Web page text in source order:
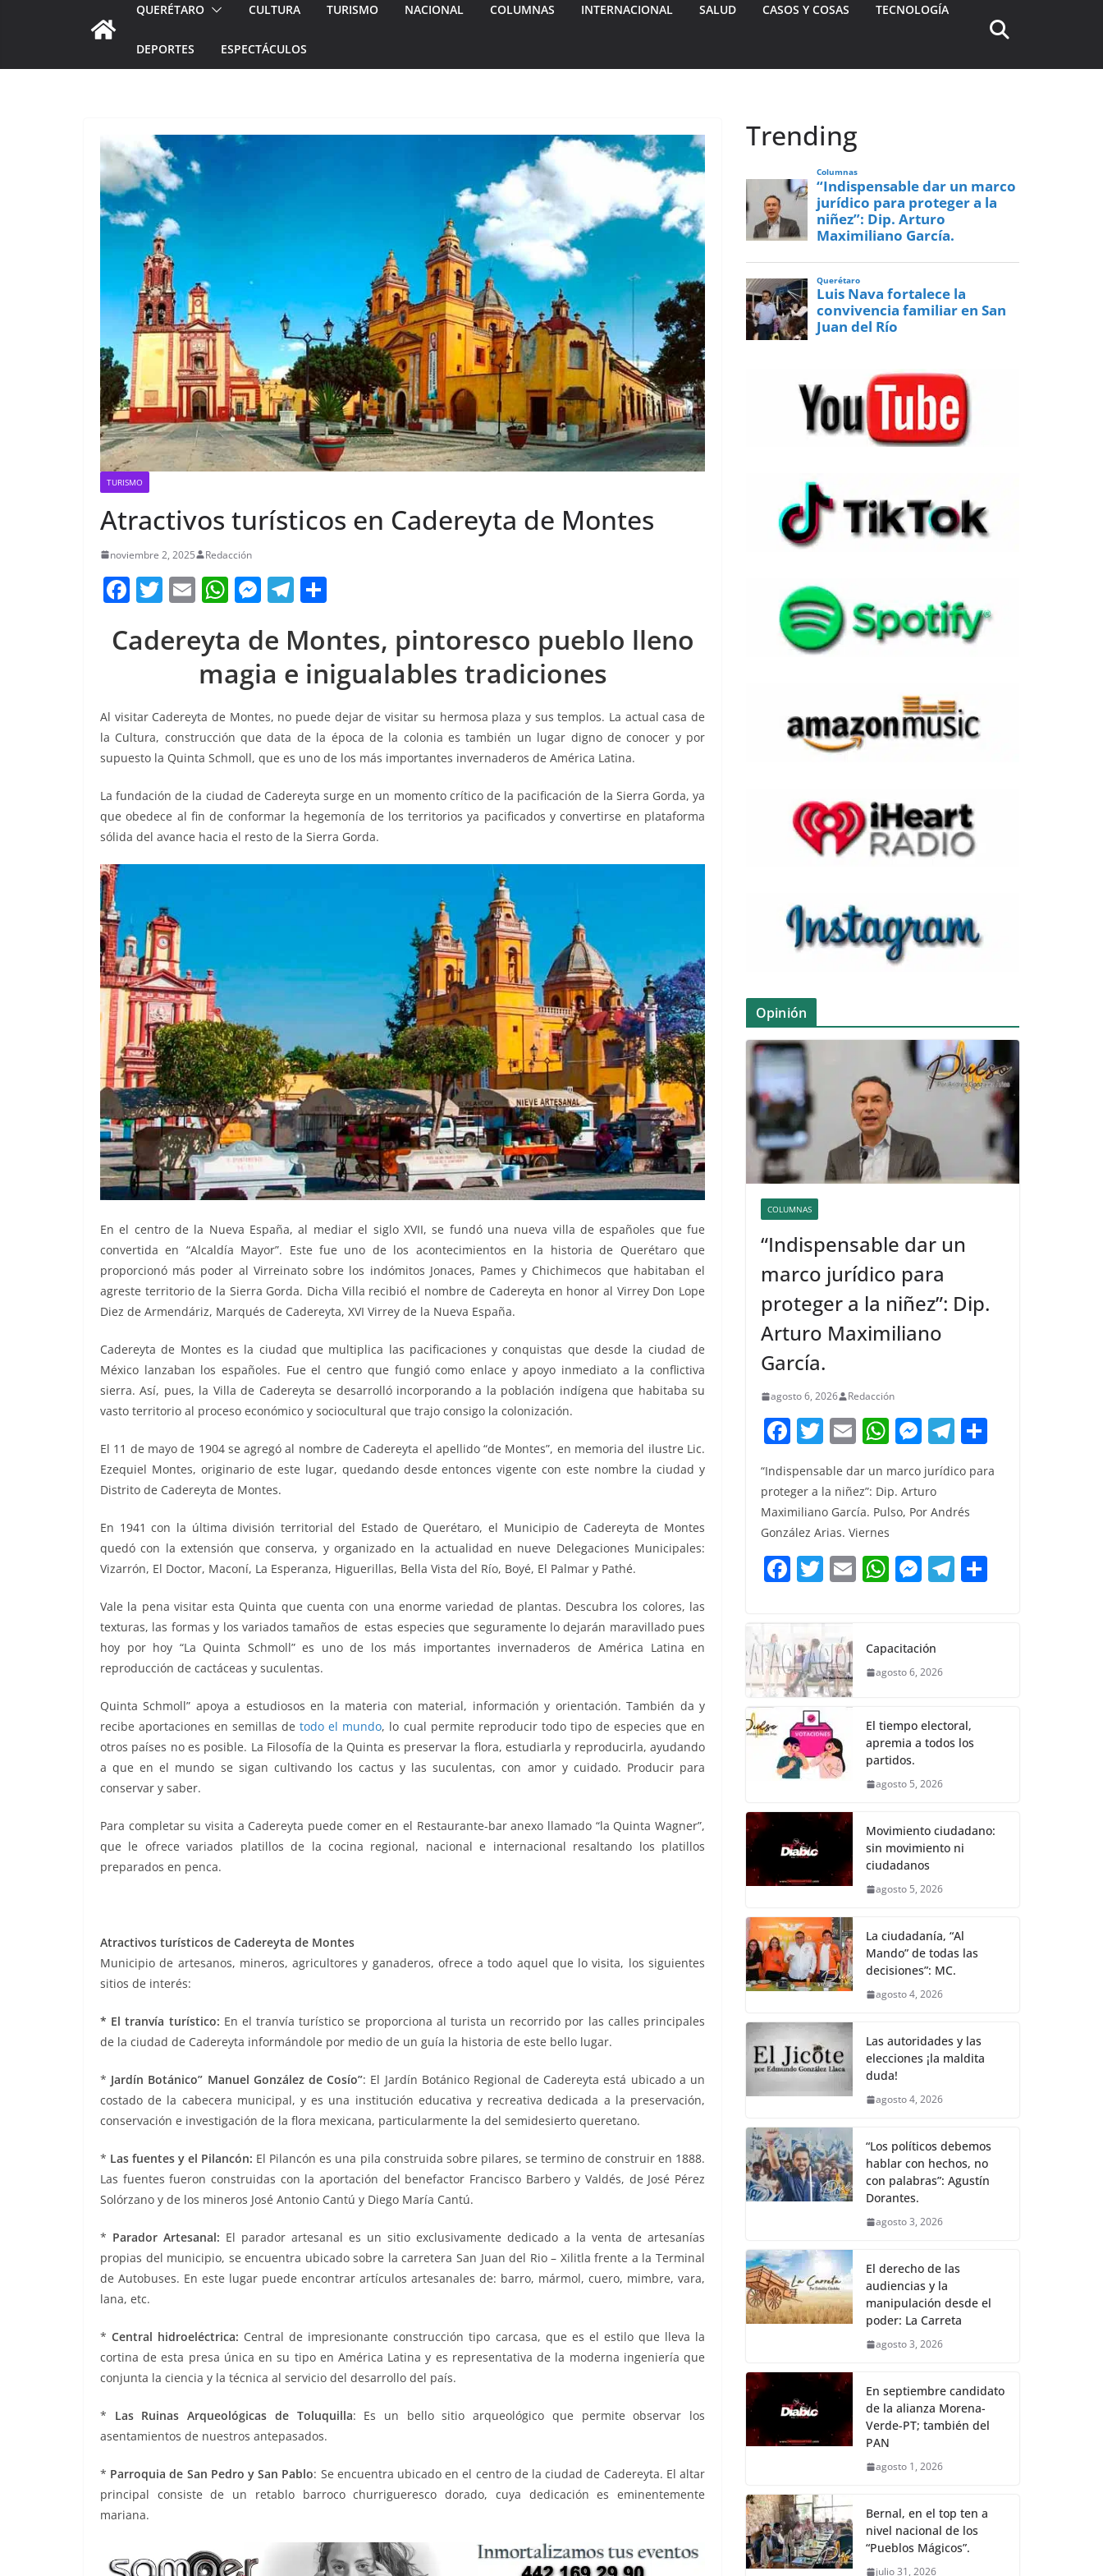
QUERÉTARO CULTURA TURISMO NACIONAL COLUMNAS INTERNACIONAL SALUD CASOS Y COSAS TECNOLOGÍA
DEPORTES ESPECTÁCULOS
TURISMO
Atractivos turísticos en Cadereyta de Montes
noviembre 2, 2025 Redacción
F
a
c
o
o
k
T
w
itt
E
m
ai
l
W
h
at
s
A
p
p
M
e
ss
e
n
g
er
T
el
e
gr
a
m
m
p
ar
tir
Cadereyta de Montes, pintoresco pueblo lleno
magia e inigualables tradiciones
Al visitar Cadereyta de Montes, no puede dejar de visitar su hermosa plaza y sus templos. La actual casa de
la Cultura, construcción que data de la época de la colonia es también un lugar digno de conocer y por
supuesto la Quinta Schmoll, que es uno de los más importantes invernaderos de América Latina.
La fundación de la ciudad de Cadereyta surge en un momento crítico de la pacificación de la Sierra Gorda, ya
que obedece al fin de conformar la hegemonía de los territorios ya pacificados y convertirse en plataforma
sólida del avance hacia el resto de la Sierra Gorda.
En el centro de la Nueva España, al mediar el siglo XVII, se fundó una nueva villa de españoles que fue
convertida en “Alcaldía Mayor”. Este fue uno de los acontecimientos en la historia de Querétaro que
proporcionó más poder al Virreinato sobre los indómitos Jonaces, Pames y Chichimecos que habitaban el
agreste territorio de la Sierra Gorda. Dicha Villa recibió el nombre de Cadereyta en honor al Virrey Don Lope
Diez de Armendáriz, Marqués de Cadereyta, XVI Virrey de la Nueva España.
Cadereyta de Montes es la ciudad que multiplica las pacificaciones y conquistas que desde la ciudad de
México lanzaban los españoles. Fue el centro que fungió como enlace y apoyo inmediato a la conflictiva
sierra. Así, pues, la Villa de Cadereyta se desarrolló incorporando a la población indígena que habitaba su
vasto territorio al proceso económico y sociocultural que trajo consigo la colonización.
El 11 de mayo de 1904 se agregó al nombre de Cadereyta el apellido “de Montes”, en memoria del ilustre Lic.
Ezequiel Montes, originario de este lugar, quedando desde entonces vigente con este nombre la ciudad y
Distrito de Cadereyta de Montes.
En 1941 con la última división territorial del Estado de Querétaro, el Municipio de Cadereyta de Montes
quedó con la extensión que conserva, y organizado en la actualidad en nueve Delegaciones Municipales:
Vizarrón, El Doctor, Maconí, La Esperanza, Higuerillas, Bella Vista del Río, Boyé, El Palmar y Pathé.
Vale la pena visitar esta Quinta que cuenta con una enorme variedad de plantas. Descubra los colores, las
texturas, las formas y los variados tamaños de estas especies que seguramente lo dejarán maravillado pues
hoy por hoy “La Quinta Schmoll” es uno de los más importantes invernaderos de América Latina en
reproducción de cactáceas y suculentas.
Quinta Schmoll” apoya a estudiosos en la materia con material, información y orientación. También da y
recibe aportaciones en semillas de todo el mundo, lo cual permite reproducir todo tipo de especies que en
otros países no es posible. La Filosofía de la Quinta es preservar la flora, estudiarla y reproducirla, ayudando
a que en el mundo se sigan cultivando los cactus y las suculentas, con amor y cuidado. Producir para
conservar y saber.
Para completar su visita a Cadereyta puede comer en el Restaurante-bar anexo llamado “la Quinta Wagner”,
que le ofrece variados platillos de la cocina regional, nacional e internacional resaltando los platillos
preparados en penca.
Atractivos turísticos de Cadereyta de Montes
Municipio de artesanos, mineros, agricultores y ganaderos, ofrece a todo aquel que lo visita, los siguientes
sitios de interés:
* El tranvía turístico: En el tranvía turístico se proporciona al turista un recorrido por las calles principales
de la ciudad de Cadereyta informándole por medio de un guía la historia de este bello lugar.
* Jardín Botánico” Manuel González de Cosío”: El Jardín Botánico Regional de Cadereyta está ubicado a un
costado de la cabecera municipal, y es una institución educativa y recreativa dedicada a la preservación,
conservación e investigación de la flora mexicana, particularmente la del semidesierto queretano.
* Las fuentes y el Pilancón: El Pilancón es una pila construida sobre pilares, se termino de construir en 1888.
Las fuentes fueron construidas con la aportación del benefactor Francisco Barbero y Valdés, de José Pérez
Solórzano y de los mineros José Antonio Cantú y Diego María Cantú.
* Parador Artesanal: El parador artesanal es un sitio exclusivamente dedicado a la venta de artesanías
propias del municipio, se encuentra ubicado sobre la carretera San Juan del Rio – Xilitla frente a la Terminal
de Autobuses. En este lugar puede encontrar artículos artesanales de: barro, mármol, cuero, mimbre, vara,
lana, etc.
* Central hidroeléctrica: Central de impresionante construcción tipo carcasa, que es el estilo que lleva la
cortina de esta presa única en su tipo en América Latina y es representativa de la moderna ingeniería que
conjunta la ciencia y la técnica al servicio del desarrollo del país.
* Las Ruinas Arqueológicas de Toluquilla: Es un bello sitio arqueológico que permite observar los
asentamientos de nuestros antepasados.
* Parroquia de San Pedro y San Pablo: Se encuentra ubicado en el centro de la ciudad de Cadereyta. El altar
principal consiste de un retablo barroco churrigueresco dorado, cuya dedicación es eminentemente
mariana.
Trending
Opinión
COLUMNAS
“Indispensable dar un
marco jurídico para
proteger a la niñez”: Dip.
Arturo Maximiliano
García.
agosto 6, 2026 Redacción
F
c
e
b
o
o
k
T
w
itt
er
E
ai
l
W
at
s
p
p
M
e
ss
e
g
er
T
e
gr
m
m
“Indispensable dar un marco jurídico para
proteger a la niñez”: Dip. Arturo
Maximiliano García. Pulso, Por Andrés
González Arias. Viernes
F
c
e
b
o
o
k
T
itt
er
E W
s
A
p
M
e
n
er
T
Capacitación
agosto 6, 2026
El tiempo electoral,
apremia a todos los
partidos.
agosto 5, 2026
Movimiento ciudadano:
sin movimiento ni
ciudadanos
agosto 5, 2026
La ciudadanía, “Al
Mando” de todas las
decisiones”: MC.
agosto 4, 2026
Las autoridades y las
elecciones ¡la maldita
duda!
agosto 4, 2026
“Los políticos debemos
hablar con hechos, no
con palabras”: Agustín
Dorantes.
agosto 3, 2026
El derecho de las
audiencias y la
manipulación desde el
poder: La Carreta
agosto 3, 2026
En septiembre candidato
de la alianza Morena-
Verde-PT; también del
PAN
agosto 1, 2026
Bernal, en el top ten a
nivel nacional de los
“Pueblos Mágicos”.
julio 31, 2026